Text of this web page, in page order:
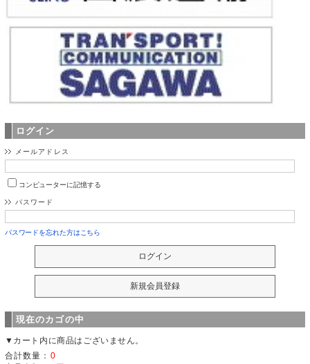
ログイン
メールアドレス
コンピューターに記憶する
パスワード
パスワードを忘れた方はこちら
現在のカゴの中
▼カート内に商品はございません。
合計数量： 0